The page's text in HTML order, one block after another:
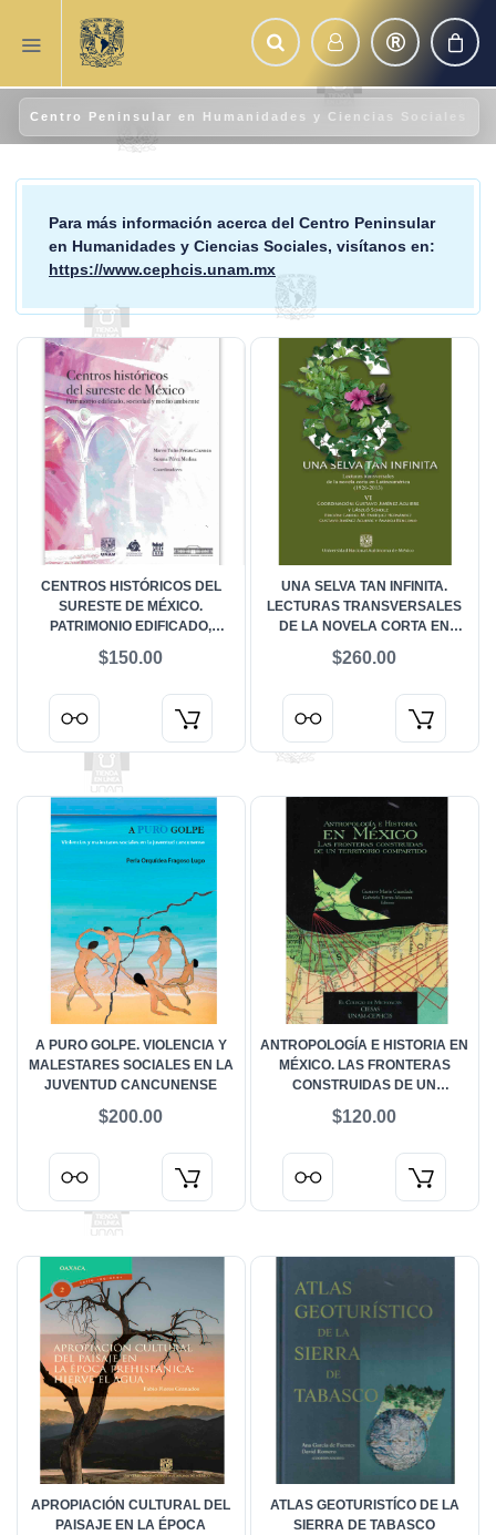
Centro Peninsular en Humanidades y Ciencias Sociales
Para más información acerca del Centro Peninsular
en Humanidades y Ciencias Sociales, visítanos en:
https://www.cephcis.unam.mx
CENTROS HISTÓRICOS DEL
SURESTE DE MÉXICO.
PATRIMONIO EDIFICADO,
$150.00
UNA SELVA TAN INFINITA.
LECTURAS TRANSVERSALES
DE LA NOVELA CORTA EN
$260.00
A PURO GOLPE. VIOLENCIA Y
MALESTARES SOCIALES EN LA
JUVENTUD CANCUNENSE
$200.00
ANTROPOLOGÍA E HISTORIA EN
MÉXICO. LAS FRONTERAS
CONSTRUIDAS DE UN
$120.00
APROPIACIÓN CULTURAL DEL
PAISAJE EN LA ÉPOCA
ATLAS GEOTURISTÍCO DE LA
SIERRA DE TABASCO